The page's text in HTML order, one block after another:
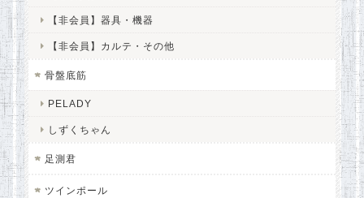
【非会員】器具・機器
【非会員】カルテ・その他
骨盤底筋
PELADY
しずくちゃん
足測君
ツインポール